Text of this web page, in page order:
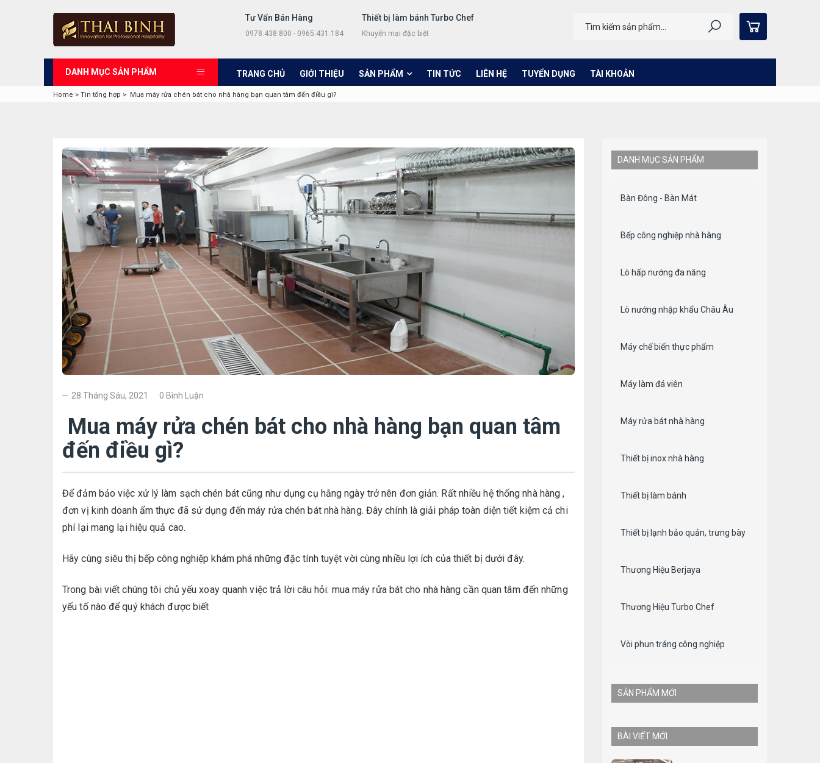
Tư Vấn Bán Hàng
0978.438.800 - 0965.431.184
Thiết bị làm bánh Turbo Chef
Khuyến mại đặc biệt
DANH MỤC SẢN PHẨM TRANG CHỦ GIỚI THIỆU SẢN PHẨM TIN TỨC LIÊN HỆ TUYỂN DỤNG TÀI KHOẢN
Home > Tin tổng hợp > Mua máy rửa chén bát cho nhà hàng bạn quan tâm đến điều gì?
28 Tháng Sáu, 2021 0 Bình Luận
Mua máy rửa chén bát cho nhà hàng bạn quan tâm
đến điều gì?
Để đảm bảo việc xử lý làm sạch chén bát cũng như dụng cụ hằng ngày trở nên đơn giản. Rất nhiều hệ thống nhà hàng ,
đơn vị kinh doanh ẩm thực đã sử dụng đến máy rửa chén bát nhà hàng. Đây chính là giải pháp toàn diện tiết kiệm cả chi
phí lại mang lại hiệu quả cao.
Hãy cùng siêu thị bếp công nghiệp khám phá những đặc tính tuyệt vời cùng nhiều lợi ích của thiết bị dưới đây.
Trong bài viết chúng tôi chủ yếu xoay quanh việc trả lời câu hỏi: mua máy rửa bát cho nhà hàng cần quan tâm đến những
yếu tố nào để quý khách được biết
DANH MỤC SẢN PHẨM
Bàn Đông - Bàn Mát
Bếp công nghiệp nhà hàng
Lò hấp nướng đa năng
Lò nướng nhập khẩu Châu Âu
Máy chế biến thực phẩm
Máy làm đá viên
Máy rửa bát nhà hàng
Thiết bị inox nhà hàng
Thiết bị làm bánh
Thiết bị lạnh bảo quản, trưng bày
Thương Hiệu Berjaya
Thương Hiệu Turbo Chef
Vòi phun tráng công nghiệp
SẢN PHẨM MỚI
BÀI VIẾT MỚI